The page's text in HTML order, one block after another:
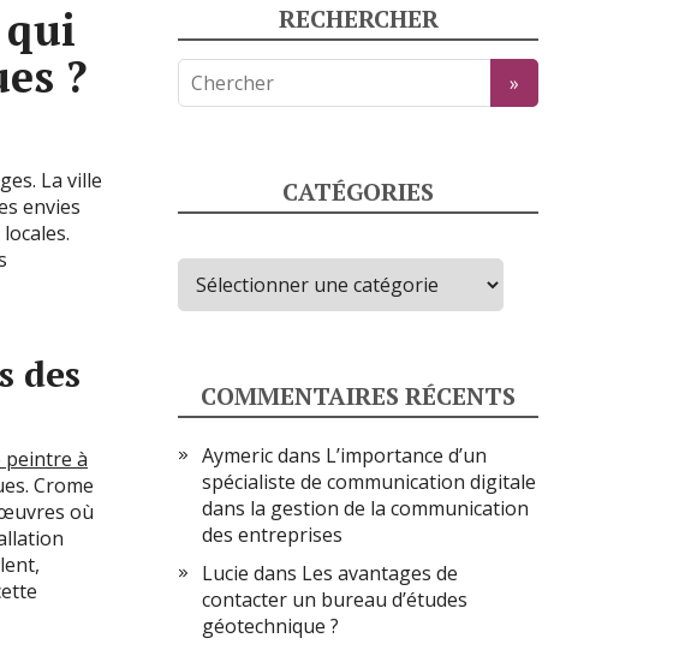
qui
?
La ville
envies
des
à
Crome
où
RECHERCHER
CATÉGORIES
COMMENTAIRES RÉCENTS
Aymericdans L’importance d’un
spécialiste de communication digitale
dans la gestion de la communication
des entreprises
Lucie dans Les avantages de
contacter un bureau d’études
géotechnique ?